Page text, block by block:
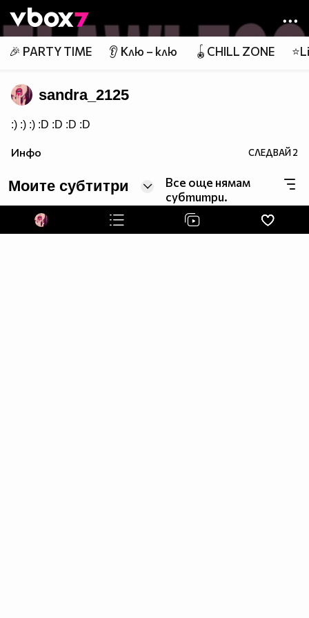
👾
🎉 PARTY TIME 👂 Клю – клю 🪀CHILL ZONE
sandra_2125
:) :) :) :D :D :D :D
Инфо СЛЕДВАЙ2
Моите субтитри
Все още нямам
субтитри.